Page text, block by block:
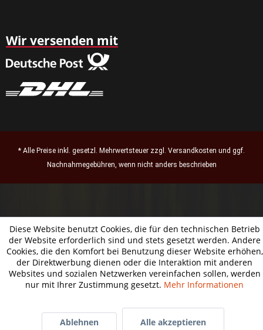
Wir versenden mit
* Alle Preise inkl. gesetzl. Mehrwertsteuer zzgl. Versandkosten und ggf.
Nachnahmegebühren, wenn nicht anders beschrieben
Diese Website benutzt Cookies, die für den technischen Betrieb
der Website erforderlich sind und stets gesetzt werden. Andere
Cookies, die den Komfort bei Benutzung dieser Website erhöhen,
der Direktwerbung dienen oder die Interaktion mit anderen
Websites und sozialen Netzwerken vereinfachen sollen, werden
nur mit Ihrer Zustimmung gesetzt. Mehr Informationen
Ablehnen Alle akzeptieren